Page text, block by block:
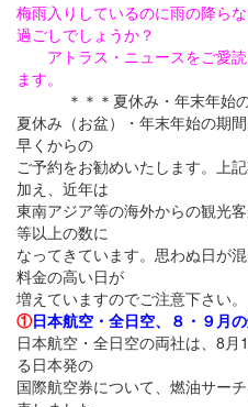
梅雨入りしているのに雨の降ら
過ごしでしょうか？
アトラス・ニュースをご愛読
ます。
＊＊＊夏休み・年末年始の
夏休み（お盆）・年末年始の期
早くからの
ご予約をお勧めいたします。上
加え、近年は
東南アジア等の海外からの観光
等以上の数に
なってきています。思わぬ日が
料金の高い日が
増えていますのでご注意下さい。
①日本航空・全日空、８・９月
日本航空・全日空の両社は、8
る日本発の
国際航空券について、燃油サー